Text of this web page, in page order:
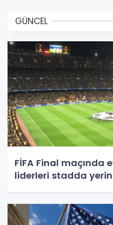
GÜNCEL
FİFA Final maçında
liderleri stadda